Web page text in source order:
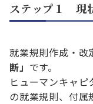
ステップ１ 現
就業規則作成・改
断」 です。
ヒューマンキャ
の就業規則、付属